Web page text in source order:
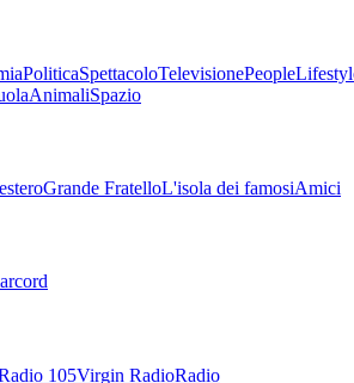
PoliticaSpettacoloTelevisionePeople
AnimaliSpazio
Grande FratelloL'isola dei famosiAmici
105Virgin RadioRadio